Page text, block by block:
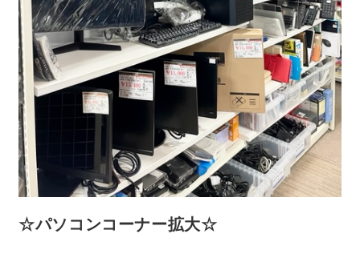
☆パソコンコーナー拡大☆